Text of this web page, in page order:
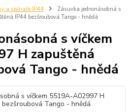
a spínače IP44
Zásuvka jednonásobná s
IP44 bezšroubová Tango - hnědá
s víčkem
H zapuštěná
Tango - hnědá